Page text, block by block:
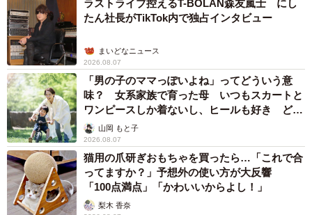
ただろうか。
なお、藤さんは日ごろ『原神』『ツイステッドワンダーラ
ンド』『エヴァンゲリオン』など、さまざまな作品のコス
プレを披露。また自身でカメラ撮影も行っており、趣味で
他のコスプレイヤーの撮影をサポートすることもあるのだ
という。ご興味ある方は、ぜひSNSでその多彩な活動に触
れていただきたい。
【藤淡雪さん関連情報】
▽Xアカウント
https://x.com/Awayuki__chan
ラストライブ控えるT-BOLAN森友嵐士 にし
たん社長がTikTok内で独占インタビュー
まいどなニュース
2026.08.07
「男の子のママっぽいよね」ってどういう意
味？ 女系家族で育った母 いつもスカートと
ワンピースしか着ないし、ヒールも好き どの
へんが…
山岡 もと子
2026.08.07
猫用の爪研ぎおもちゃを買ったら…「これで合
ってますか？」予想外の使い方が大反響
「100点満点」「かわいいからよし！」
梨木 香奈